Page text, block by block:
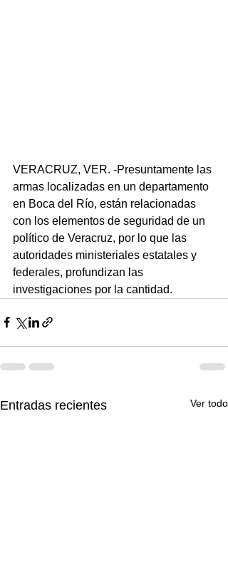
VERACRUZ, VER. -Presuntamente las
armas localizadas en un departamento
en Boca del Río, están relacionadas
con los elementos de seguridad de un
político de Veracruz, por lo que las
autoridades ministeriales estatales y
federales, profundizan las
investigaciones por la cantidad.
Entradas recientes Ver todo